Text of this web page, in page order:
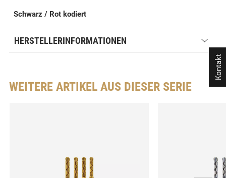
Schwarz / Rot kodiert
HERSTELLERINFORMATIONEN
WEITERE ARTIKEL AUS DIESER SERIE
Kontakt